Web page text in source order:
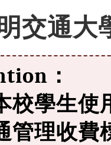
交通大
：
校學生使
管理收費